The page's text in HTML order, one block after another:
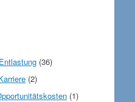
(36)
(2)
(1)